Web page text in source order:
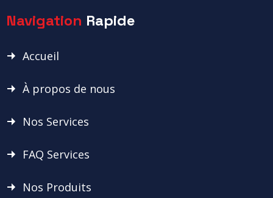
Navigation Rapide
Accueil
À propos de nous
Nos Services
FAQ Services
Nos Produits